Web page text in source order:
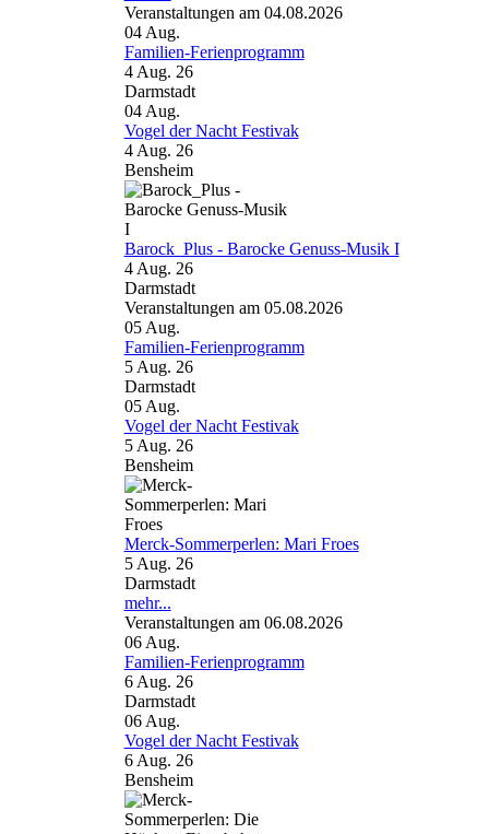
Veranstaltungen am 04.08.2026
04 Aug.
Familien-Ferienprogramm
4 Aug. 26
Darmstadt
04 Aug.
Vogel der Nacht Festivak
4 Aug. 26
Bensheim
Barock_Plus - Barocke Genuss-Musik I
4 Aug. 26
Darmstadt
Veranstaltungen am 05.08.2026
05 Aug.
Familien-Ferienprogramm
5 Aug. 26
Darmstadt
05 Aug.
Vogel der Nacht Festivak
5 Aug. 26
Bensheim
Merck-Sommerperlen: Mari Froes
5 Aug. 26
Darmstadt
mehr...
Veranstaltungen am 06.08.2026
06 Aug.
Familien-Ferienprogramm
6 Aug. 26
Darmstadt
06 Aug.
Vogel der Nacht Festivak
6 Aug. 26
Bensheim